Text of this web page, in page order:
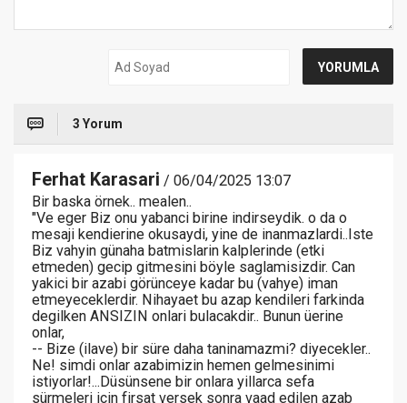
3 Yorum
Ferhat Karasari / 06/04/2025 13:07
Bir baska örnek.. mealen..
"Ve eger Biz onu yabanci birine indirseydik. o da o
mesaji kendierine okusaydi, yine de inanmazlardi..Iste
Biz vahyin günaha batmislarin kalplerinde (etki
etmeden) gecip gitmesini böyle saglamisizdir. Can
yakici bir azabi görünceye kadar bu (vahye) iman
etmeyeceklerdir. Nihayaet bu azap kendileri farkinda
degilken ANSIZIN onlari bulacakdir.. Bunun üerine
onlar,
-- Bize (ilave) bir süre daha taninamazmi? diyecekler..
Ne! simdi onlar azabimizin hemen gelmesinimi
istiyorlar!...Düsünsene bir onlara yillarca sefa
sürmeleri icin firsat versek sonra vaad edilen azab